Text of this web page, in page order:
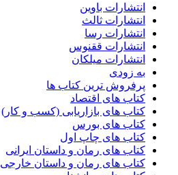
انتشارات باوین
انتشارات ثالث
انتشارات رسا
انتشارات ققنوس
انتشارات میلکان
به زودی
پرفروش ترین کتاب ها
کتاب های اقتصاد
کتاب های بازاریابی (کسب و کار)
کتاب های بورس
کتاب های چاپ اول
کتاب های رمان و داستان ایرانی
کتاب های رمان و داستان خارجی